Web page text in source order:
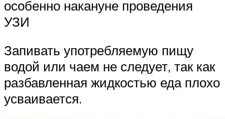
особенно накануне проведения
УЗИ
Запивать употребляемую пищу
водой или чаем не следует, так как
разбавленная жидкостью еда плохо
усваивается.